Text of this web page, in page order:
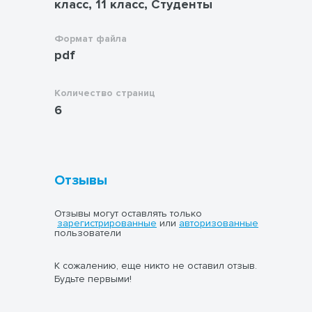
класс, 11 класс, Студенты
Формат файла
pdf
Количество страниц
6
Отзывы
Отзывы могут оставлять только
зарегистрированные или авторизованные
пользователи
К сожалению, еще никто не оставил отзыв.
Будьте первыми!